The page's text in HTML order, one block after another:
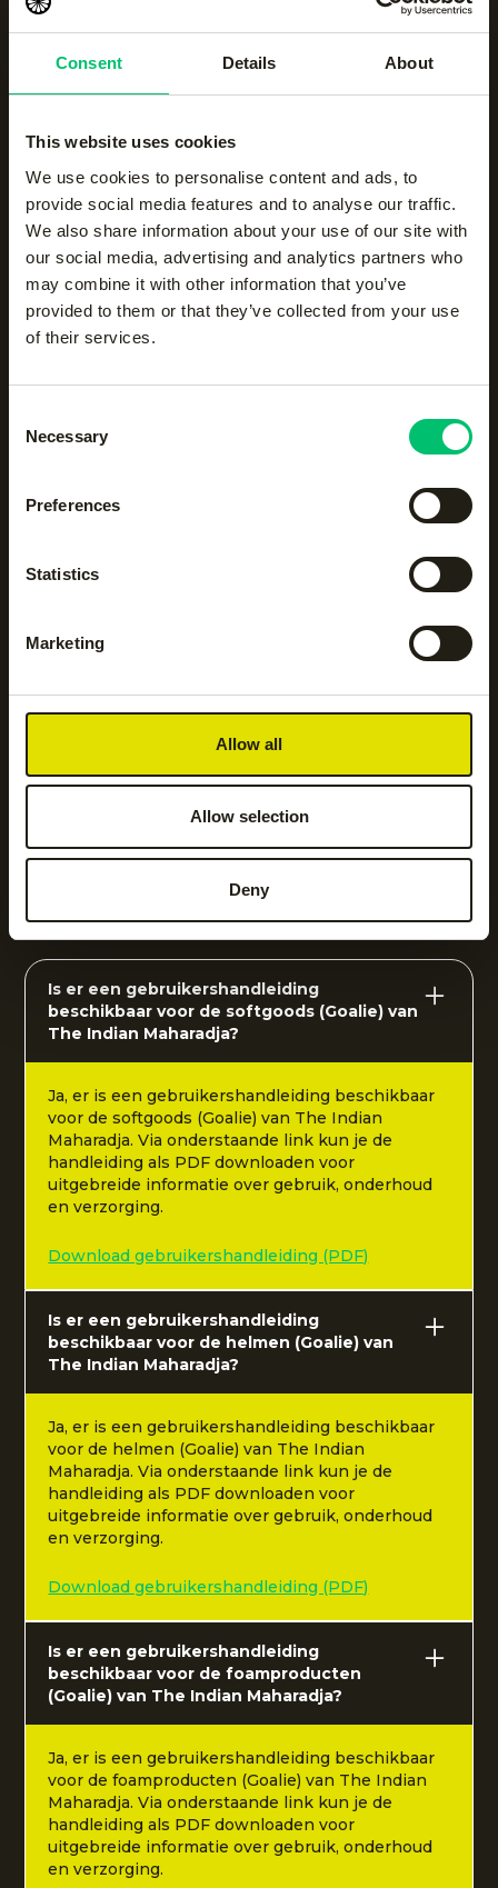
Consent Details About
This website uses cookies
We use cookies to personalise content and ads, to
provide social media features and to analyse our traffic.
We also share information about your use of our site with
our social media, advertising and analytics partners who
may combine it with other information that you’ve
provided to them or that they’ve collected from your use
of their services.
Selection
Necessary
Preferences
Statistics
Marketing
Allow all
Allow selection
Deny
Floris Verheij
Mede-eigenaar CIRCULR.
Veelgestelde vragen
Is er een gebruikershandleiding
beschikbaar voor de softgoods (Goalie) van
The Indian Maharadja?
Ja, er is een gebruikershandleiding beschikbaar
voor de softgoods (Goalie) van The Indian
Maharadja. Via onderstaande link kun je de
handleiding als PDF downloaden voor
uitgebreide informatie over gebruik, onderhoud
en verzorging.
Download gebruikershandleiding (PDF)
Is er een gebruikershandleiding
beschikbaar voor de helmen (Goalie) van
The Indian Maharadja?
Ja, er is een gebruikershandleiding beschikbaar
voor de helmen (Goalie) van The Indian
Maharadja. Via onderstaande link kun je de
handleiding als PDF downloaden voor
uitgebreide informatie over gebruik, onderhoud
en verzorging.
Download gebruikershandleiding (PDF)
Is er een gebruikershandleiding
beschikbaar voor de foamproducten
(Goalie) van The Indian Maharadja?
Ja, er is een gebruikershandleiding beschikbaar
voor de foamproducten (Goalie) van The Indian
Maharadja. Via onderstaande link kun je de
handleiding als PDF downloaden voor
uitgebreide informatie over gebruik, onderhoud
en verzorging.